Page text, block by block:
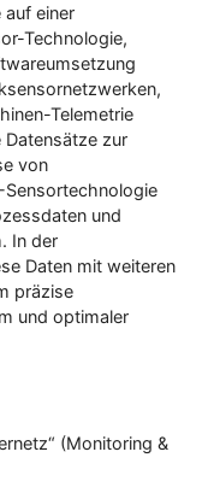
einer
Technologie,
Telemetrie
Datensätze zur
von
Sensortechnologie
und
In der
Daten mit weiteren
präzise
und optimaler
(Monitoring &